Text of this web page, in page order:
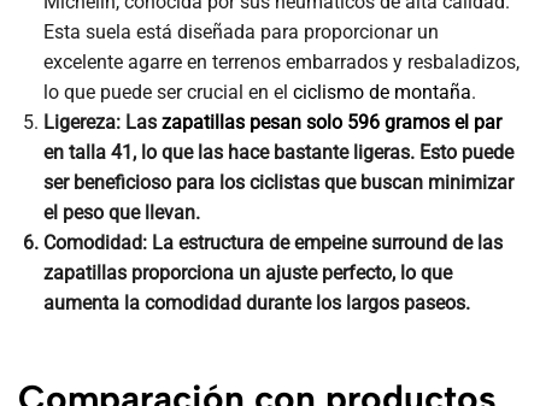
Esta suela está diseñada para proporcionar un
excelente agarre en terrenos embarrados y resbaladizos,
lo que puede ser crucial en el ciclismo de montaña.
Ligereza: Las zapatillas pesan solo 596 gramos el par
en talla 41, lo que las hace bastante ligeras. Esto puede
ser beneficioso para los ciclistas que buscan minimizar
el peso que llevan.
Comodidad: La estructura de empeine surround de las
zapatillas proporciona un ajuste perfecto, lo que
aumenta la comodidad durante los largos paseos.